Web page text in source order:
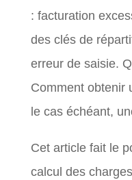
: facturation
des clés de
erreur de saisie.
Comment obtenir
le cas échéant,
Cet article fait le
calcul des